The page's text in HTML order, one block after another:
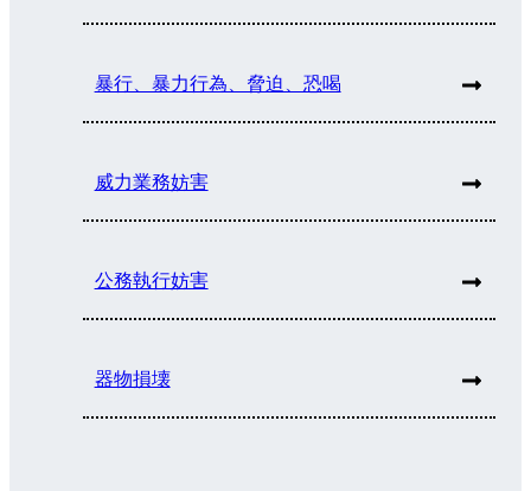
暴行、暴力行為、脅迫、恐喝
威力業務妨害
公務執行妨害
器物損壊